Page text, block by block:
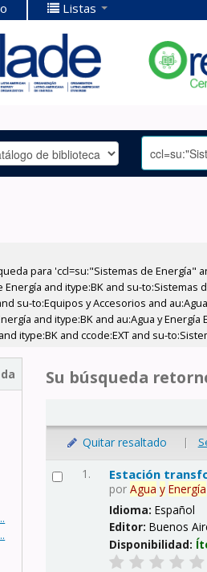
Listas
para 'ccl=su:"Sistemas de Energía"
and itype:BK and su-to:Sistemas
su-to:Equipos y Accesorios and
and itype:BK and au:Agua y
itype:BK and ccode:EXT and su-
Su búsqueda
Quitar resaltado |
1. Estación
porAgua y Energía
Idioma:Español
Editor:Buenos
Disponibilidad: